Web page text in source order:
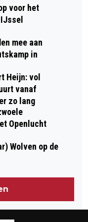
voor het
mee aan
in
Heijn: vol
vanaf
zo lang
Openlucht
Wolven op de